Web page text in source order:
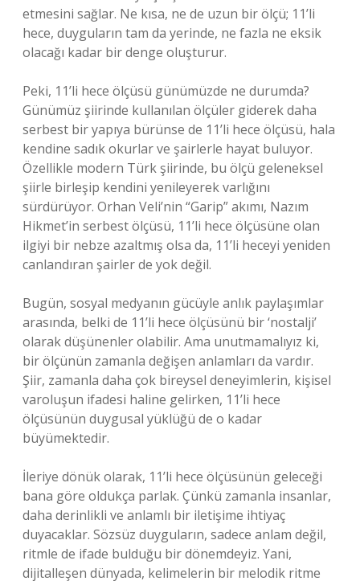
etmesini sağlar. Ne kısa, ne de uzun bir ölçü; 11’li
hece, duyguların tam da yerinde, ne fazla ne eksik
olacağı kadar bir denge oluşturur.
Peki, 11’li hece ölçüsü günümüzde ne durumda?
Günümüz şiirinde kullanılan ölçüler giderek daha
serbest bir yapıya bürünse de 11’li hece ölçüsü, hala
kendine sadık okurlar ve şairlerle hayat buluyor.
Özellikle modern Türk şiirinde, bu ölçü geleneksel
şiirle birleşip kendini yenileyerek varlığını
sürdürüyor. Orhan Veli’nin “Garip” akımı, Nazım
Hikmet’in serbest ölçüsü, 11’li hece ölçüsüne olan
ilgiyi bir nebze azaltmış olsa da, 11’li heceyi yeniden
canlandıran şairler de yok değil.
Bugün, sosyal medyanın gücüyle anlık paylaşımlar
arasında, belki de 11’li hece ölçüsünü bir ‘nostalji’
olarak düşünenler olabilir. Ama unutmamalıyız ki,
bir ölçünün zamanla değişen anlamları da vardır.
Şiir, zamanla daha çok bireysel deneyimlerin, kişisel
varoluşun ifadesi haline gelirken, 11’li hece
ölçüsünün duygusal yüklüğü de o kadar
büyümektedir.
İleriye dönük olarak, 11’li hece ölçüsünün geleceği
bana göre oldukça parlak. Çünkü zamanla insanlar,
daha derinlikli ve anlamlı bir iletişime ihtiyaç
duyacaklar. Sözsüz duyguların, sadece anlam değil,
ritmle de ifade bulduğu bir dönemdeyiz. Yani,
dijitalleşen dünyada, kelimelerin bir melodik ritme